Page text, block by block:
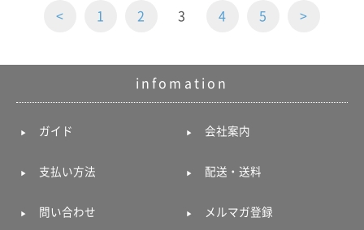
< 1 2 3 4 5 >
infomation
ガイド 会社案内
支払い方法 配送・送料
問い合わせ メルマガ登録